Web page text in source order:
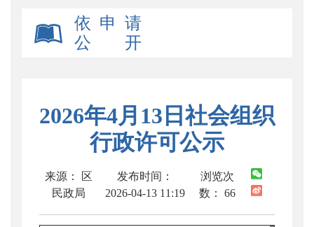
依 申 请
公 开
2026年4月13日社会组织
行政许可公示
来源： 区
民政局
发布时间：
2026-04-13 11:19
浏览次
数：66